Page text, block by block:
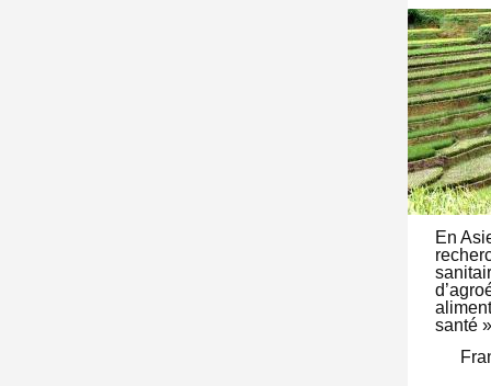
En
santé